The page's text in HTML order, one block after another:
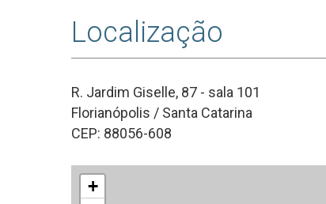
Localização
R. Jardim Giselle, 87 - sala 101
Florianópolis / Santa Catarina
CEP: 88056-608
+